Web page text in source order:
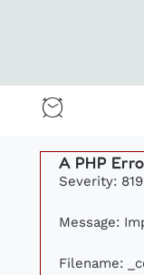
A PHP
Severity:
Message:
Filename: